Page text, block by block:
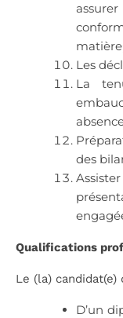
Les
La
des
Qualifications
Le (la)
D’un